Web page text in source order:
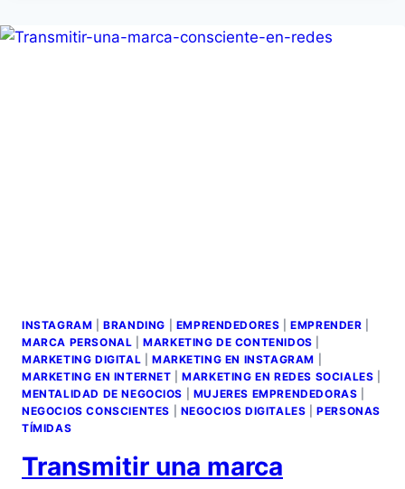
INSTAGRAM |BRANDING EMPRENDEDORES |EMPRENDER
MARCA PERSONAL |MARKETING DE CONTENIDOS
MARKETING DIGITAL
MARKETING EN INSTAGRAM
MARKETING EN INTERNET |MARKETING EN REDES SOCIALES
MENTALIDAD DE NEGOCIOS
MUJERES EMPRENDEDORAS
NEGOCIOS CONSCIENTES
NEGOCIOS DIGITALES |PERSONAS
TÍMIDAS
Transmitir una marca